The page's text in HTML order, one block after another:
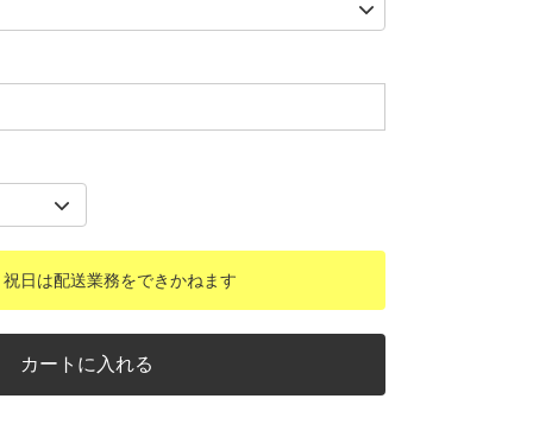
日は配送業務をできかねます
カートに入れる